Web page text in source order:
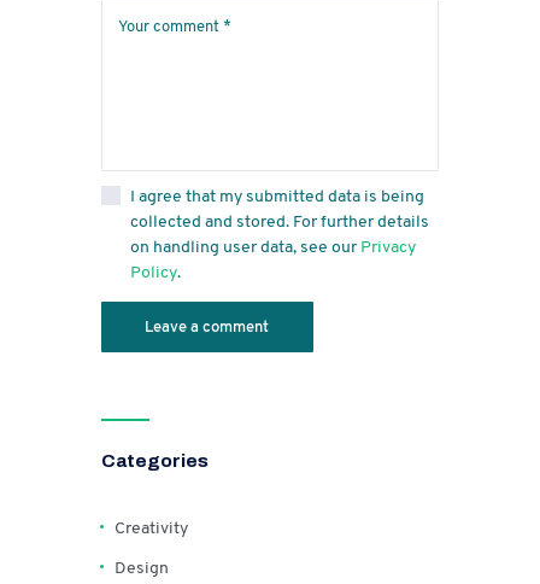
I agree that my submitted data is being
collected and stored. For further details
on handling user data, see ourPrivacy
Policy.
Categories
Creativity
Design